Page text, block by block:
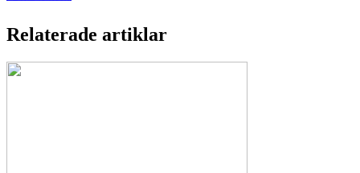
Relaterade artiklar